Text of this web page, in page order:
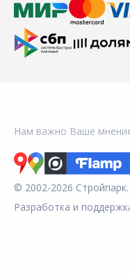
Нам важно Ваше
© 2002-2026
Разработка и